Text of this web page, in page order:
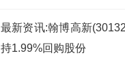
最新资讯:翰博高新
持1.99%回购股份